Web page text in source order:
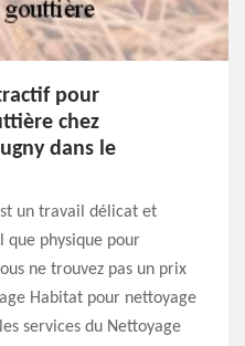
pour
chez
dans le
un travail délicat et
que physique pour
ne trouvez pas un prix
Habitat pour nettoyage
services du Nettoyage